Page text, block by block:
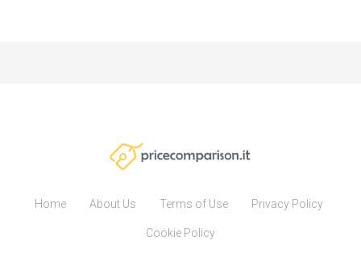
Home About Us Terms of Use Privacy Policy
Cookie Policy